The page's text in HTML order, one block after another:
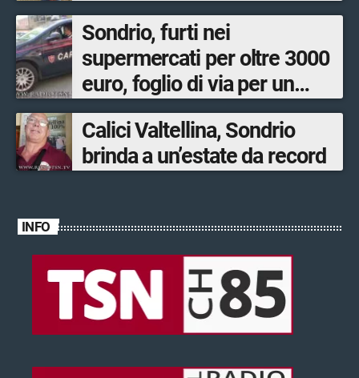
Sondrio, furti nei
supermercati per oltre 3000
euro, foglio di via per un
ventinovenne
Calici Valtellina, Sondrio
brinda a un’estate da record
INFO